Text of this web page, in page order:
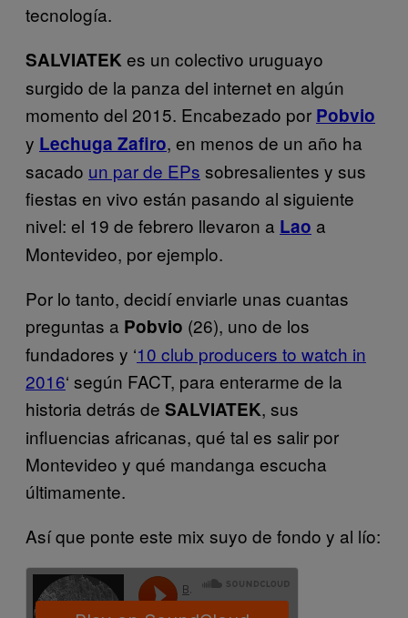
tecnología.
SALVIATEKes un colectivo uruguayo
surgido de la panza del internet en algún
momento del 2015. Encabezado por Pobvio
y Lechuga Zafiro, en menos de un año ha
sacado un par de EPs sobresalientes y sus
fiestas en vivo están pasando al siguiente
nivel: el 19 de febrero llevaron a Lao a
Montevideo, por ejemplo.
Por lo tanto, decidí enviarle unas cuantas
preguntas a Pobvio (26), uno de los
fundadores y ‘10 club producers to watch in
2016‘ según FACT, para enterarme de la
historia detrás de SALVIATEK, sus
influencias africanas, qué tal es salir por
Montevideo y qué mandanga escucha
últimamente.
Así que ponte este mix suyo de fondo y al lío: